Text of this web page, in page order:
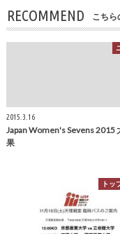
RECOMMEND こちら
2015.3.16
Japan Women's Sevens 2015
果
トッ